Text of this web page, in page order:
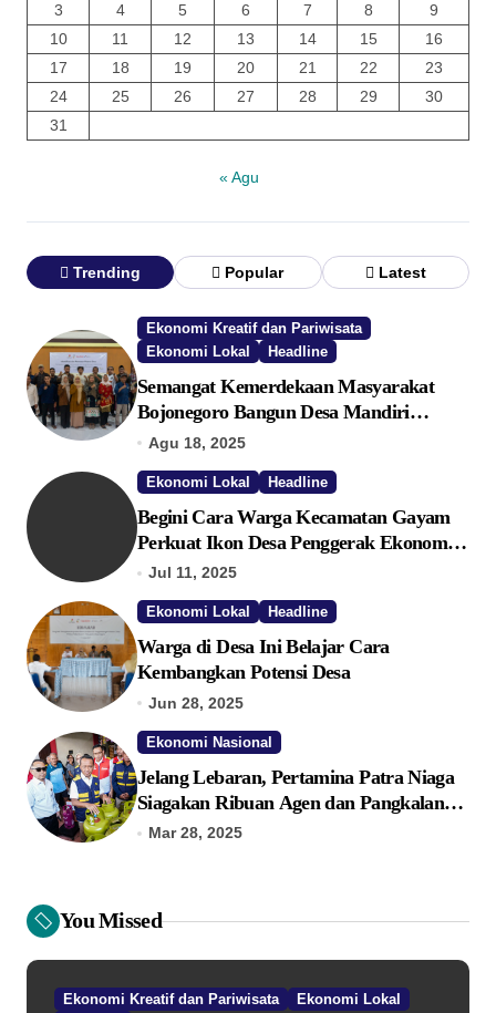
3
4 5 6 7 8
9
10
11 12 13 14 15
16
17
18 19 20 21 22
23
24
25 26 27 28 29
30
31
« Agu
Trending Popular Latest
Ekonomi Kreatif dan Pariwisata
Ekonomi Lokal
Headline
Semangat Kemerdekaan Masyarakat
Bojonegoro Bangun Desa Mandiri
Ekonomi
Agu 18, 2025
Ekonomi Lokal Headline
Begini Cara Warga Kecamatan Gayam
Perkuat Ikon Desa Penggerak Ekonomi
Lokal Melalui TPID
Jul 11, 2025
Ekonomi Lokal Headline
Warga di Desa Ini Belajar Cara
Kembangkan Potensi Desa
Jun 28, 2025
Ekonomi Nasional
Jelang Lebaran, Pertamina Patra Niaga
Siagakan Ribuan Agen dan Pangkalan
LPG 3 Kg
Mar 28, 2025
You Missed
Ekonomi Kreatif dan Pariwisata
Ekonomi Lokal